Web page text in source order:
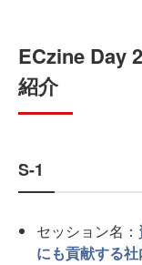
ECzine Day
紹介
S-1
セッション名：
にも貢献する